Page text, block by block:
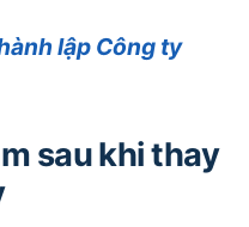
lập Công ty
sau khi thay